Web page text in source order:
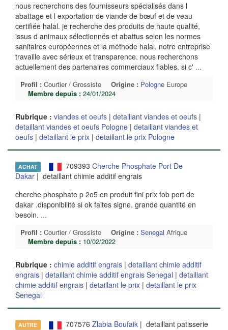
nous recherchons des fournisseurs spécialisés dans l
abattage et l exportation de viande de bœuf et de veau
certifiée halal. je recherche des produits de haute qualité,
issus d animaux sélectionnés et abattus selon les normes
sanitaires européennes et la méthode halal. notre entreprise
travaille avec sérieux et transparence. nous recherchons
actuellement des partenaires commerciaux fiables. si c' ...
Profil : Courtier / Grossiste Origine : Pologne Europe
Membre depuis : 24/01/2024
Rubrique : viandes et oeufs | detaillant viandes et oeufs |
detaillant viandes et oeufs Pologne | detaillant viandes et
oeufs | detaillant le prix | detaillant le prix Pologne
ACHAT 709393 Cherche Phosphate Port De
Dakar | detaillant chimie additif engrais
cherche phosphate p 2o5 en produit fini prix fob port de
dakar .disponibilité si ok faites signe. grande quantité en
besoin. ...
Profil : Courtier / Grossiste Origine : Senegal Afrique
Membre depuis : 10/02/2022
Rubrique : chimie additif engrais | detaillant chimie additif
engrais | detaillant chimie additif engrais Senegal | detaillant
chimie additif engrais | detaillant le prix | detaillant le prix
Senegal
AUTRE 707576 Zlabia Boufaik| detaillant patisserie